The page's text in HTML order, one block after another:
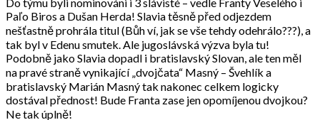
Paľo Biros a Dušan Herda! Slavia těsně před odjezdem
nešťastně prohrála titul (Bůh ví, jak se vše tehdy odehrálo???), a
tak byl v Edenu smutek. Ale jugoslávská výzva byla tu!
Podobně jako Slavia dopadl i bratislavský Slovan, ale ten měl
na pravé straně vynikající „dvojčata“ Masný – Švehlík a
bratislavský Marián Masný tak nakonec celkem logicky
dostával přednost! Bude Franta zase jen opomíjenou dvojkou?
Ne tak úplně!